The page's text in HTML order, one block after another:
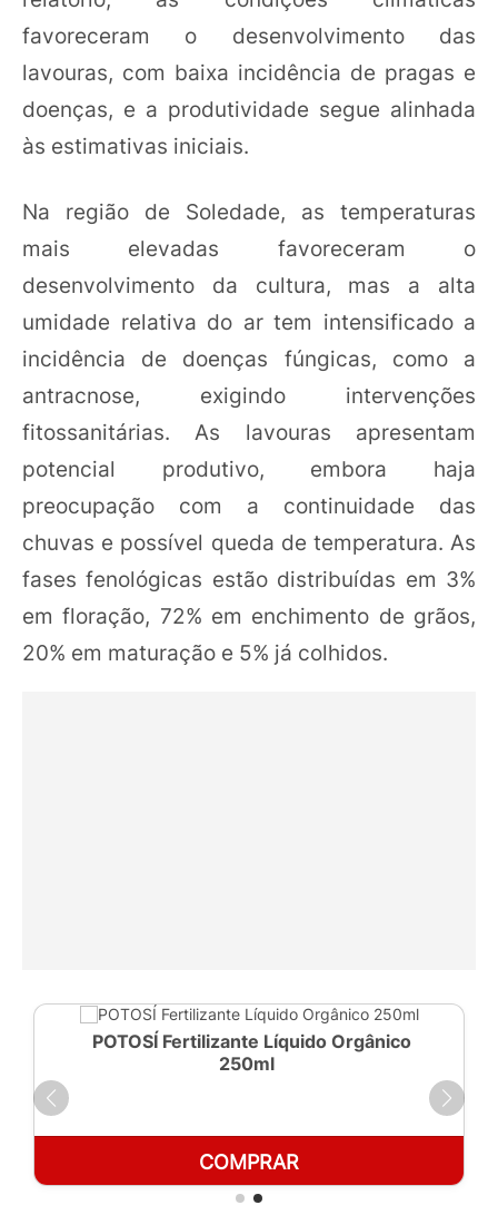
favoreceram o desenvolvimento das
lavouras, com baixa incidência de pragas e
doenças, e a produtividade segue alinhada
às estimativas iniciais.
Na região de Soledade, as temperaturas
mais elevadas favoreceram o
desenvolvimento da cultura, mas a alta
umidade relativa do ar tem intensificado a
incidência de doenças fúngicas, como a
antracnose, exigindo intervenções
fitossanitárias. As lavouras apresentam
potencial produtivo, embora haja
preocupação com a continuidade das
chuvas e possível queda de temperatura. As
fases fenológicas estão distribuídas em 3%
em floração, 72% em enchimento de grãos,
20% em maturação e 5% já colhidos.
POTOSÍ Fertilizante Líquido Orgânico
250ml
COMPRAR